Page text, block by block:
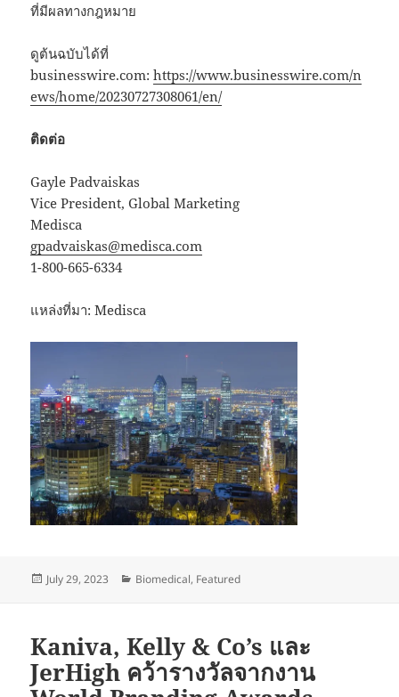
ที่มีผลทางกฎหมาย
ดูต้นฉบับได้ที่
businesswire.com:https://www.businesswire.com/n
ews/home/20230727308061/en/
ติดต่อ
Gayle Padvaiskas
Vice President, Global Marketing
Medisca
gpadvaiskas@medisca.com
1-800-665-6334
แหล่งที่มา: Medisca
Posted
July 29, 2023 Categories
Biomedical, Featured
Kaniva, Kelly & Co’s และ
JerHigh คว้ารางวัลจากงาน